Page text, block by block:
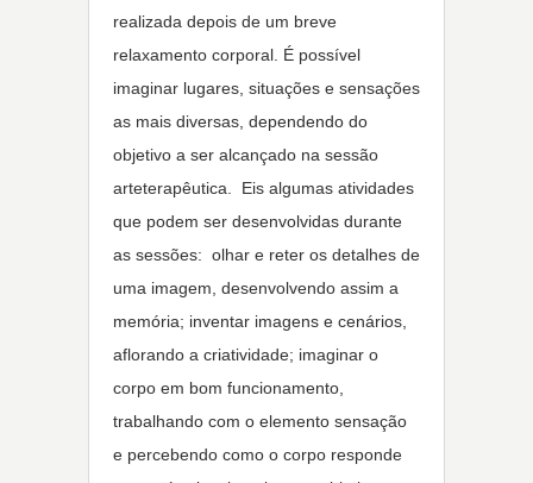
realizada depois de um breve
relaxamento corporal. É possível
imaginar lugares, situações e sensações
as mais diversas, dependendo do
objetivo a ser alcançado na sessão
arteterapêutica. Eis algumas atividades
que podem ser desenvolvidas durante
as sessões: olhar e reter os detalhes de
uma imagem, desenvolvendo assim a
memória; inventar imagens e cenários,
aflorando a criatividade; imaginar o
corpo em bom funcionamento,
trabalhando com o elemento sensação
e percebendo como o corpo responde